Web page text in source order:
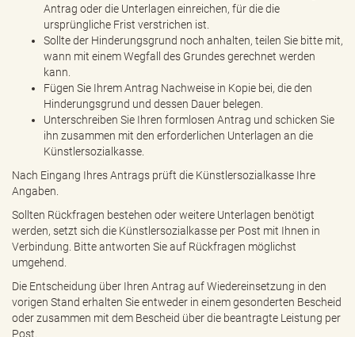
Antrag oder die Unterlagen einreichen, für die die
ursprüngliche Frist verstrichen ist.
Sollte der Hinderungsgrund noch anhalten, teilen Sie bitte mit,
wann mit einem Wegfall des Grundes gerechnet werden
kann.
Fügen Sie Ihrem Antrag Nachweise in Kopie bei, die den
Hinderungsgrund und dessen Dauer belegen.
Unterschreiben Sie Ihren formlosen Antrag und schicken Sie
ihn zusammen mit den erforderlichen Unterlagen an die
Künstlersozialkasse.
Nach Eingang Ihres Antrags prüft die Künstlersozialkasse Ihre
Angaben.
Sollten Rückfragen bestehen oder weitere Unterlagen benötigt
werden, setzt sich die Künstlersozialkasse per Post mit Ihnen in
Verbindung. Bitte antworten Sie auf Rückfragen möglichst
umgehend.
Die Entscheidung über Ihren Antrag auf Wiedereinsetzung in den
vorigen Stand erhalten Sie entweder in einem gesonderten Bescheid
oder zusammen mit dem Bescheid über die beantragte Leistung per
Post.